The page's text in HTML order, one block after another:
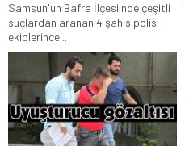
Samsun'un Bafra İlçesi'nde çeşitli
suçlardan aranan 4 şahıs polis
ekiplerince...